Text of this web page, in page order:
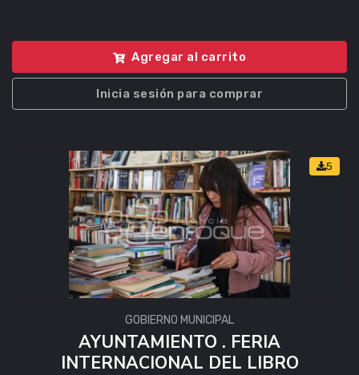
Agregar al carrito
Inicia sesión para comprar
5
GOBIERNO MUNICIPAL
AYUNTAMIENTO . FERIA
INTERNACIONAL DEL LIBRO